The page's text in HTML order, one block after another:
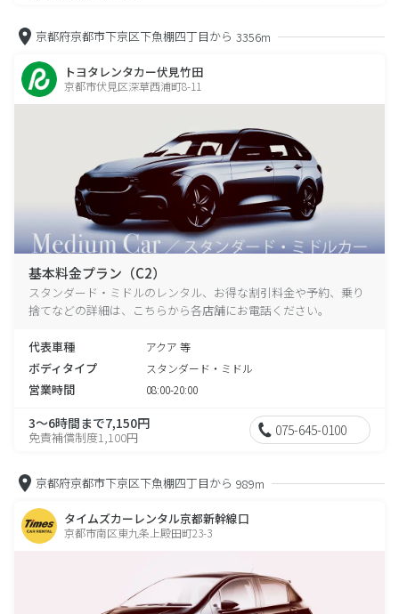
京都府京都市下京区下魚棚四丁目から 3356m
トヨタレンタカー伏見竹田
京都市伏見区深草西浦町8-11
基本料金プラン（C2）
スタンダード・ミドルのレンタル、お得な割引料金や予約、乗り
捨てなどの詳細は、こちらから各店舗にお電話ください。
代表車種 アクア 等
ボディタイプ スタンダード・ミドル
営業時間 08:00-20:00
3～6時間まで7,150円
免責補償制度1,100円 075-645-0100
京都府京都市下京区下魚棚四丁目から 989m
タイムズカーレンタル京都新幹線口
京都市南区東九条上殿田町23-3